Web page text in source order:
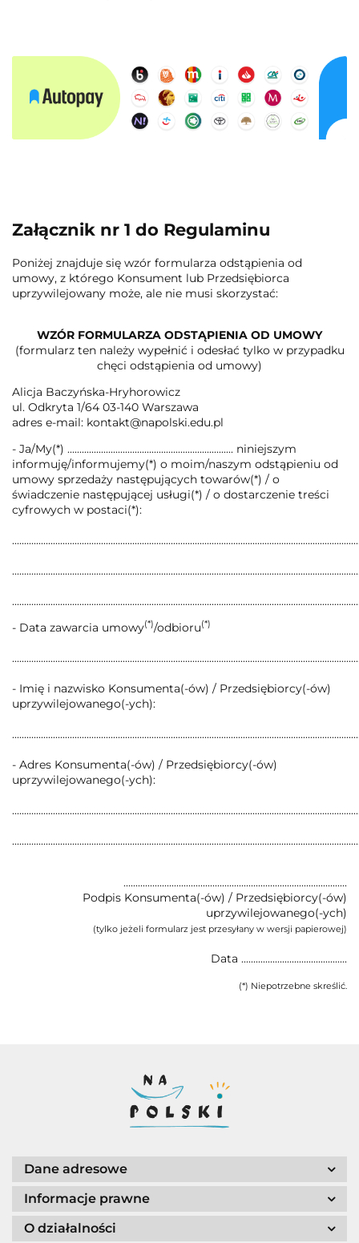
Załącznik nr 1 do Regulaminu
Poniżej znajduje się wzór formularza odstąpienia od
umowy, z którego Konsument lub Przedsiębiorca
uprzywilejowany może, ale nie musi skorzystać:
WZÓR FORMULARZA ODSTĄPIENIA OD UMOWY
(formularz ten należy wypełnić i odesłać tylko w przypadku
chęci odstąpienia od umowy)
Alicja Baczyńska-Hryhorowicz
ul. Odkryta 1/64 03-140 Warszawa
adres e-mail: kontakt@napolski.edu.pl
- Ja/My(*) ..................................................................... niniejszym
informuję/informujemy(*) o moim/naszym odstąpieniu od
umowy sprzedaży następujących towarów(*) / o
świadczenie następującej usługi(*) / o dostarczenie treści
cyfrowych w postaci(*):
- Data zawarcia umowy(*)/odbioru(*)
- Imię i nazwisko Konsumenta(-ów) / Przedsiębiorcy(-ów)
uprzywilejowanego(-ych):
- Adres Konsumenta(-ów) / Przedsiębiorcy(-ów)
uprzywilejowanego(-ych):
.............................................................................................
Podpis Konsumenta(-ów) / Przedsiębiorcy(-ów)
uprzywilejowanego(-ych)
(tylko jeżeli formularz jest przesyłany w wersji papierowej)
Data ............................................
(*) Niepotrzebne skreślić.
Dane adresowe
Informacje prawne
O działalności